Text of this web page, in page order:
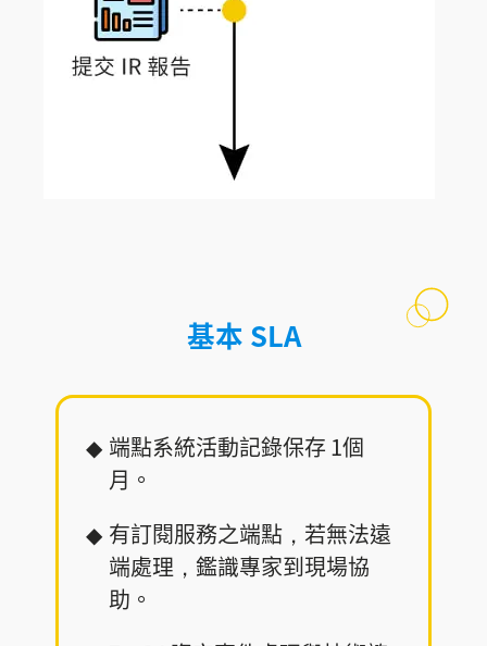
基本 SLA
端點系統活動記錄保存 1個
月。
有訂閱服務之端點，若無法遠
端處理，鑑識專家到現場協
助。